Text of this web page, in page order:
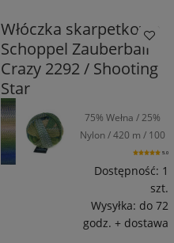
Włóczka skarpetkowa
Schoppel Zauberball
Crazy 2292 / Shooting
Star
75% Wełna / 25%
Nylon / 420 m / 100
5.0
Dostępność: 1
szt.
Wysyłka: do 72
godz. + dostawa